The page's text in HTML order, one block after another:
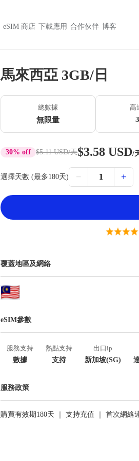
eSIM 商店 下載應用 合作伙伴 博客
馬來西亞 3GB/日
總數據
無限量
高
30% off $5.11 USD/天$3.58 USD/
選擇天數 (最多180天) − 1 +
覆蓋地區及網絡
eSIM參數
服務支持
數據
熱點支持
支持
出口ip
新加坡(SG)
服務政策
購買有效期180天 ｜ 支持充值 ｜ 首次網絡